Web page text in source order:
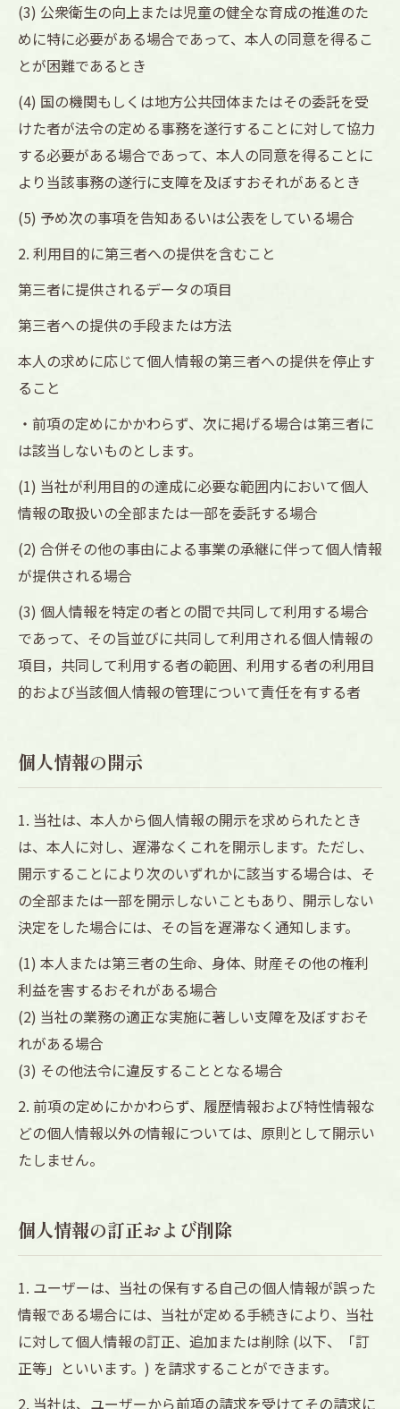
(3) 公衆衛生の向上または児童の健全な育成の推進のた
めに特に必要がある場合であって、本人の同意を得るこ
とが困難であるとき
(4) 国の機関もしくは地方公共団体またはその委託を受
けた者が法令の定める事務を遂行することに対して協力
する必要がある場合であって、本人の同意を得ることに
より当該事務の遂行に支障を及ぼすおそれがあるとき
(5) 予め次の事項を告知あるいは公表をしている場合
2. 利用目的に第三者への提供を含むこと
第三者に提供されるデータの項目
第三者への提供の手段または方法
本人の求めに応じて個人情報の第三者への提供を停止す
ること
・前項の定めにかかわらず、次に掲げる場合は第三者に
は該当しないものとします。
(1) 当社が利用目的の達成に必要な範囲内において個人
情報の取扱いの全部または一部を委託する場合
(2) 合併その他の事由による事業の承継に伴って個人情報
が提供される場合
(3) 個人情報を特定の者との間で共同して利用する場合
であって、その旨並びに共同して利用される個人情報の
項目，共同して利用する者の範囲、利用する者の利用目
的および当該個人情報の管理について責任を有する者
個人情報の開示
1. 当社は、本人から個人情報の開示を求められたとき
は、本人に対し、遅滞なくこれを開示します。ただし、
開示することにより次のいずれかに該当する場合は、そ
の全部または一部を開示しないこともあり、開示しない
決定をした場合には、その旨を遅滞なく通知します。
(1) 本人または第三者の生命、身体、財産その他の権利
利益を害するおそれがある場合
(2) 当社の業務の適正な実施に著しい支障を及ぼすおそ
れがある場合
(3) その他法令に違反することとなる場合
2. 前項の定めにかかわらず、履歴情報および特性情報な
どの個人情報以外の情報については、原則として開示い
たしません。
個人情報の訂正および削除
1. ユーザーは、当社の保有する自己の個人情報が誤った
情報である場合には、当社が定める手続きにより、当社
に対して個人情報の訂正、追加または削除 (以下、「訂
正等」といいます。) を請求することができます。
2. 当社は、ユーザーから前項の請求を受けてその請求に